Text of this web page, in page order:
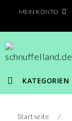
MEIN KONTO
KATEGORIEN
Startseite